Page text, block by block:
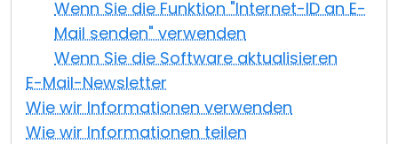
Wenn Sie die Funktion "Internet-ID an E-
Mail senden" verwenden
Wenn Sie die Software aktualisieren
E-Mail-Newsletter
Wie wir Informationen verwenden
Wie wir Informationen teilen